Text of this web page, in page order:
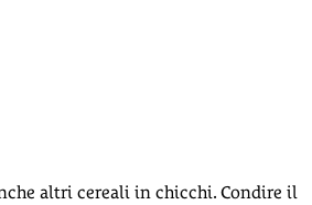
altri cereali in chicchi. Condire il